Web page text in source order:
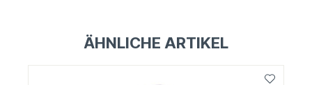
ÄHNLICHE ARTIKEL